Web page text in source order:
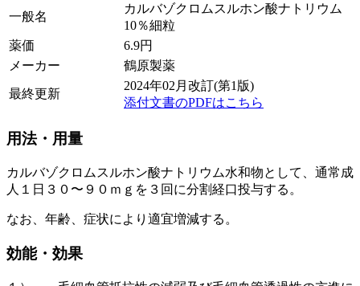
一般名
カルバゾクロムスルホン酸ナトリウム
10％細粒
薬価
6.9円
メーカー
鶴原製薬
最終更新
2024年02月改訂(第1版)
添付文書のPDFはこちら
用法・用量
カルバゾクロムスルホン酸ナトリウム水和物として、通常成
人１日３０〜９０ｍｇを３回に分割経口投与する。
なお、年齢、症状により適宜増減する。
効能・効果